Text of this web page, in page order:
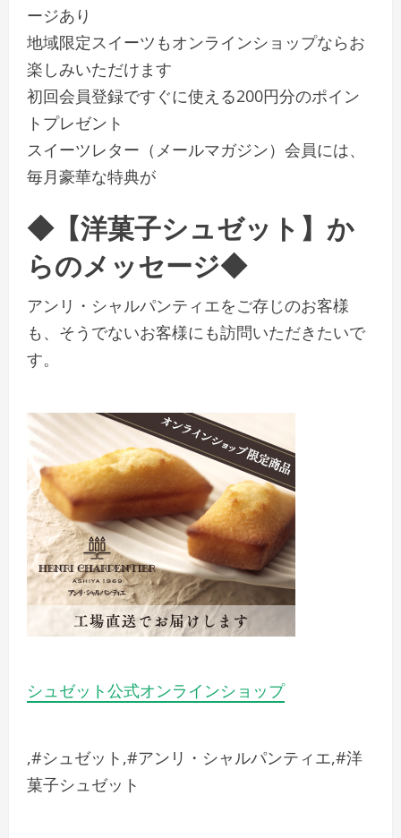
ージあり
地域限定スイーツもオンラインショップならお
楽しみいただけます
初回会員登録ですぐに使える200円分のポイン
トプレゼント
スイーツレター（メールマガジン）会員には、
毎月豪華な特典が
◆【洋菓子シュゼット】か
らのメッセージ◆
アンリ・シャルパンティエをご存じのお客様
も、そうでないお客様にも訪問いただきたいで
す。
シュゼット公式オンラインショップ
,#シュゼット,#アンリ・シャルパンティエ,#洋
菓子シュゼット